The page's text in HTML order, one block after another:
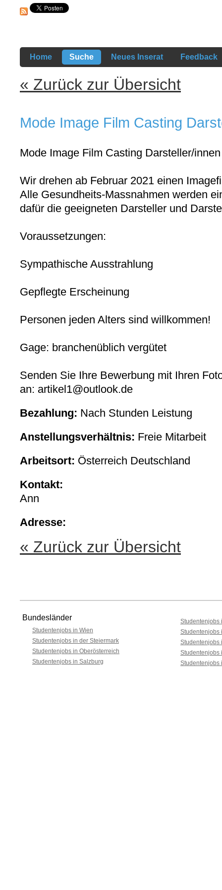
Home Suche Neues Inserat Feedback
« Zurück zur Übersicht
Mode Image Film Casting
Mode Image Film Casting Darsteller/innen
Wir drehen ab Februar 2021 einen
Alle Gesundheits-Massnahmen werden
dafür die geeigneten Darsteller und
Voraussetzungen:
Sympathische Ausstrahlung
Gepflegte Erscheinung
Personen jeden Alters sind willkommen!
Gage: branchenüblich vergütet
Senden Sie Ihre Bewerbung mit Ihren
an: artikel1@outlook.de
Bezahlung: Nach Stunden Leistung
Anstellungsverhältnis: Freie Mitarbeit
Arbeitsort: Österreich Deutschland
Kontakt:
Ann
Adresse:
« Zurück zur Übersicht
Bundesländer
Studentenjobs in Wien
Studentenjobs in der Steiermark
Studentenjobs in Oberösterreich
Studentenjobs in Salzburg
Studentenjobs
Studentenjobs
Studentenjobs
Studentenjobs
Studentenjobs